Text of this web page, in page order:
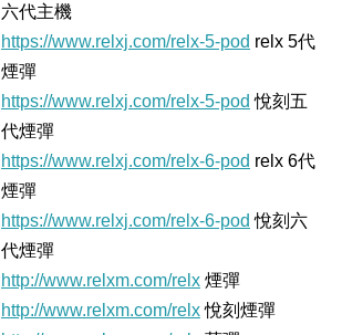
六代主機
https://www.relxj.com/relx-5-pod relx 5代
煙彈
https://www.relxj.com/relx-5-pod 悅刻五
代煙彈
https://www.relxj.com/relx-6-pod relx 6代
煙彈
https://www.relxj.com/relx-6-pod 悅刻六
代煙彈
http://www.relxm.com/relx 煙彈
http://www.relxm.com/relx悅刻煙彈